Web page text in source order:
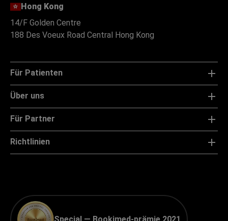
Hong Kong
14/F Golden Centre
188 Des Voeux Road Central Hong Kong
Für Patienten
Über uns
Für Partner
Richtlinien